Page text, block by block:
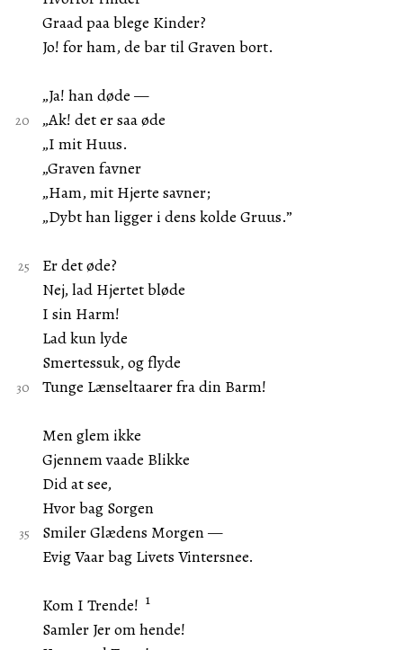
Graad paa blege Kinder?
Jo! for ham, de bar til Graven bort.
„Ja! han døde —
„Ak! det er saa øde
„I mit Huus.
„Graven favner
„Ham, mit Hjerte savner;
„Dybt han ligger i dens kolde Gruus.”
Er det øde?
Nej, lad Hjertet bløde
I sin Harm!
Lad kun lyde
Smertessuk, og flyde
Tunge Lænseltaarer fra din Barm!
Men glem ikke
Gjennem vaade Blikke
Did at see,
Hvor bag Sorgen
Smiler Glædens Morgen —
Evig Vaar bag Livets Vintersnee.
Kom I Trende! 1
Samler Jer om hende!